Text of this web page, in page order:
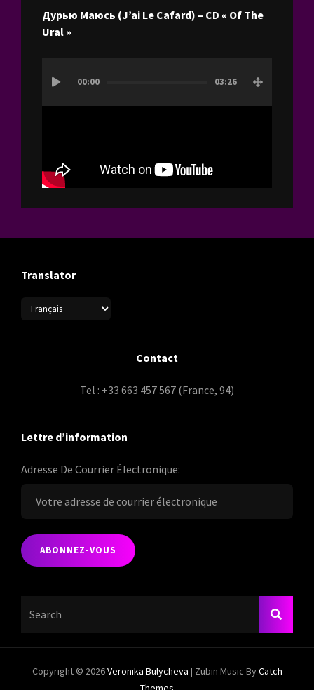
Дурью Маюсь (J’ai Le Cafard) – CD « Of The
Ural »
vidéo
00:00 03:26
Translator
Contact
Tel : +33 663 457 567 (France, 94)
Lettre d’information
Adresse De Courrier Électronique:
Copyright © 2026Veronika Bulycheva | Zubin Music ByCatch